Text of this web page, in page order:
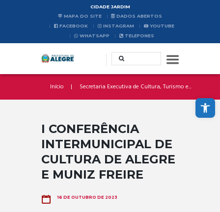
Abrir a barra de ferramentas
CIDADE JARDIM
MAPA DO SITE
DADOS ABERTOS
FACEBOOK
INSTAGRAM
YOUTUBE
WHATSAPP
TELEFONES
Início Secretaria Executiva de Cultura, Turismo e...
I CONFERÊNCIA
INTERMUNICIPAL DE
CULTURA DE ALEGRE
E MUNIZ FREIRE
16 DE OUTUBRO DE 2023